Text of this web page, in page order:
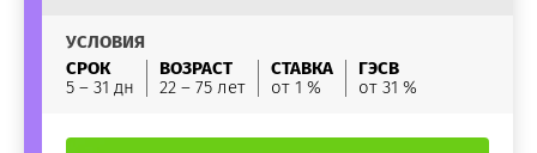
УСЛОВИЯ
СРОК
5 – 31 дн
ВОЗРАСТ
22 – 75 лет
СТАВКА
от 1 %
ГЭСВ
от 31 %